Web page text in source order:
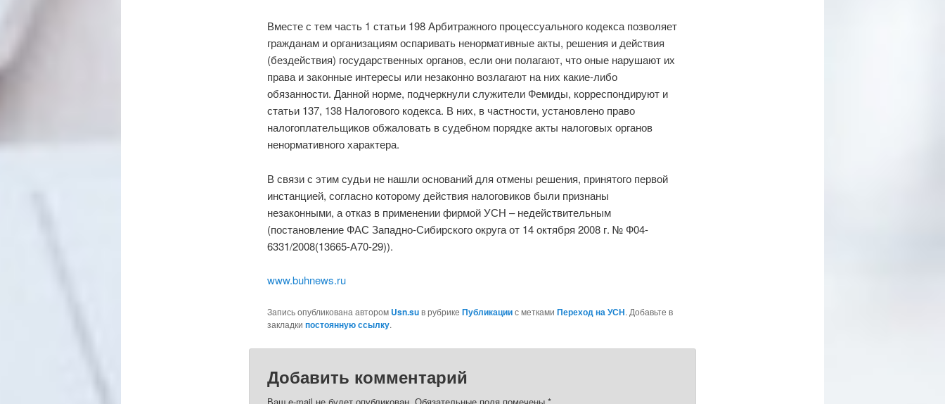
Вместе с тем часть 1 статьи 198 Арбитражного процессуального кодекса позволяет
гражданам и организациям оспаривать ненормативные акты, решения и действия
(бездействия) государственных органов, если они полагают, что оные нарушают их
права и законные интересы или незаконно возлагают на них какие-либо
обязанности. Данной норме, подчеркнули служители Фемиды, корреспондируют и
статьи 137, 138 Налогового кодекса. В них, в частности, установлено право
налогоплательщиков обжаловать в судебном порядке акты налоговых органов
ненормативного характера.
В связи с этим судьи не нашли оснований для отмены решения, принятого первой
инстанцией, согласно которому действия налоговиков были признаны
незаконными, а отказ в применении фирмой УСН – недействительным
(постановление ФАС Западно-Сибирского округа от 14 октября 2008 г. № Ф04-
6331/2008(13665-А70-29)).
www.buhnews.ru
Запись опубликована автором Usn.suв рубрике Публикациис метками Переход на УСН. Добавьте в
закладки постоянную ссылку.
Добавить комментарий